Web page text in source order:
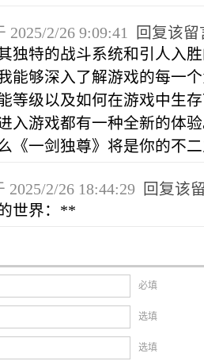
2025/2/26 9:09:41
回复该留
独特的战斗系统和引人入
能够深入了解游戏的每一
等级以及如何在游戏中生
入游戏都有一种全新的体
《一剑独尊》将是你的不
2025/2/26 18:44:29
回复该
世界：**
必填
选填
选填